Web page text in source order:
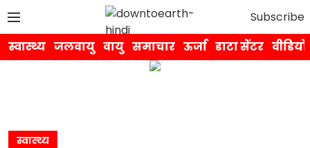
Subscribe
स्वास्थ्य जलवायु वायु समाचार ऊर्जा डाटा सेंटर वीडियो
स्वास्थ्य